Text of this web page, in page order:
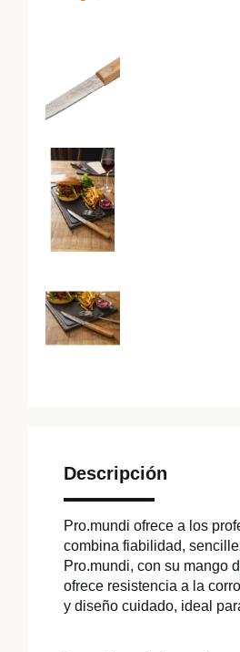
Descripción
Pro.mundi ofrece a los
combina fiabilidad,
Pro.mundi, con su mango
ofrece resistencia a la
y diseño cuidado, ideal